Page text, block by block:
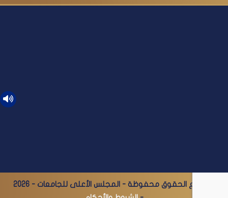
© جميع الحقوق محفوظة - المجلس الأعلى للجامعات - 2026